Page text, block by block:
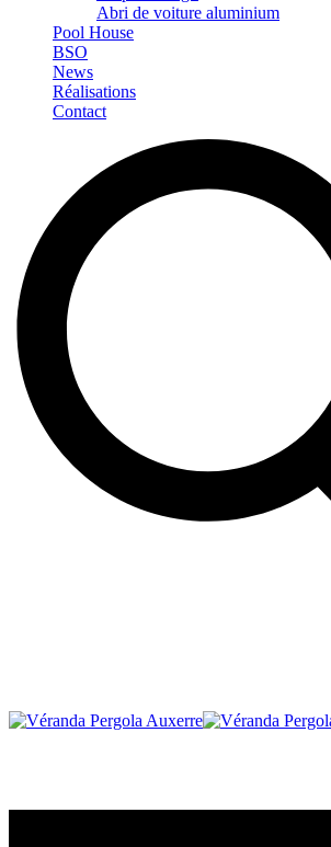
Abri de voiture aluminium
Pool House
BSO
News
Réalisations
Contact